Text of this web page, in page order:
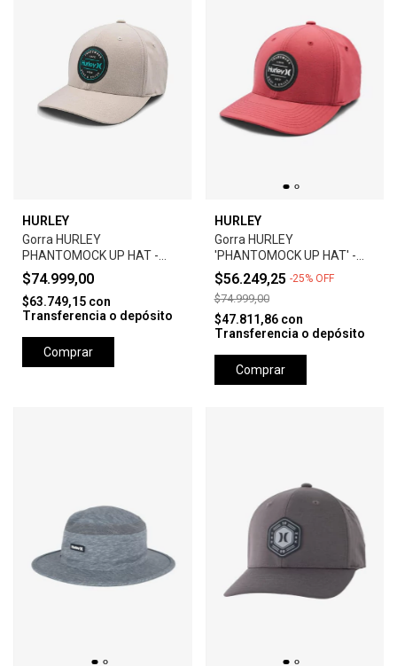
HURLEY
Gorra HURLEY
PHANTOMOCK UP HAT -
GREY
$74.999,00
$63.749,15 con
Transferencia o depósito
Comprar
HURLEY
Gorra HURLEY
'PHANTOMOCK UP HAT' -
UNIVERSTY RED
$56.249,25 -25% OFF
$74.999,00
$47.811,86 con
Transferencia o depósito
Comprar